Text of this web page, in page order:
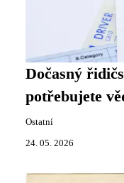
Dočasný
potřebujete
Ostatní
24. 05. 2026